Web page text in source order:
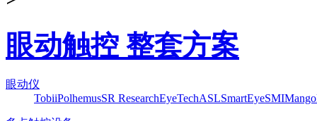
眼动触控 整套方案
眼动仪
TobiiPolhemusSR ResearchEyeTechASLSmartEyeSMI